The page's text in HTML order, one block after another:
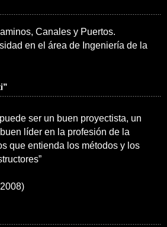
Canales y Puertos.
en el área de Ingeniería de la
ser un buen proyectista, un
líder en la profesión de la
que entienda los métodos y los